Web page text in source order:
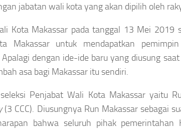
jabatan wali kota yang akan dipilih oleh
Kota Makassar pada tanggal 13 Mei 2019
Makassar untuk mendapatkan
dengan ide-ide baru yang diusung
asa bagi Makassar itu sendiri.
Penjabat Wali Kota Makassar yaitu
(3 CCC). Diusungnya Run Makassar sebagai
bahwa seluruh pihak pemerintahan